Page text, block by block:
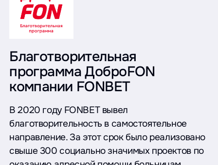
Благотворительная
программа ДоброFON
компании FONBET
В 2020 году FONBET вывел
благотворительность в самостоятельное
направление. За этот срок было реализовано
свыше 300 социально значимых проектов по